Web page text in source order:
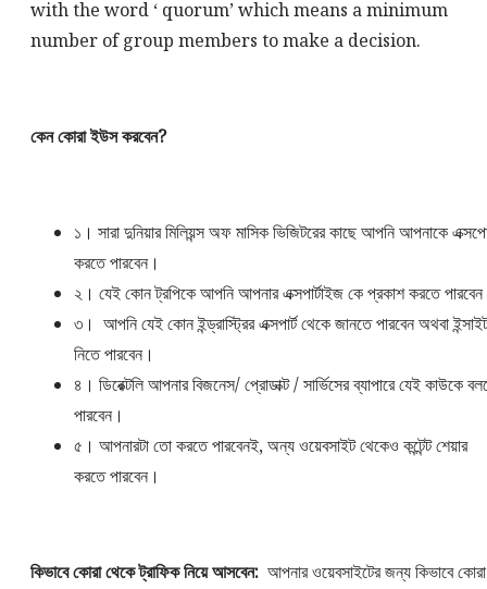
with the word ‘ quorum’ which means a minimum
number of group members to make a decision.
কেন কোরা ইউস করবেন?
১। সারা দুনিয়ার মিলিয়ন্স অফ মাসিক ভিজিটরের কাছে আপনি আপনাকে
করতে পারবেন।
২। যেই কোন ট্রপিকে আপনি আপনার এক্সপার্টাইজ কে প্রকাশ করতে
৩। আপনি যেই কোন ইন্ড্রাস্ট্রির এক্সপার্ট থেকে জানতে পারবেন অথবা
নিতে পারবেন।
৪। ডিরেক্টলি আপনার বিজনেস/ প্রোডাক্ট / সার্ভিসের ব্যাপারে যেই কাউকে
পারবেন।
৫। আপনারটা তো করতে পারবেনই, অন্য ওয়েবসাইট থেকেও কন্টেন্ট শেয়ার
করতে পারবেন।
কিভাবে কোরা থেকে ট্রাফিক নিয়ে আসবেন: আপনার ওয়েবসাইটের জন্য কিভাবে কোরা